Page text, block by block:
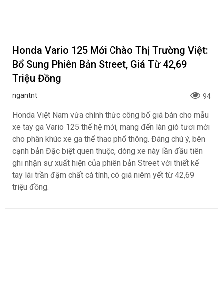
Honda Vario 125 Mới Chào Thị Trường Việt:
Bổ Sung Phiên Bản Street, Giá Từ 42,69
Triệu Đồng
ngantnt 94
Honda Việt Nam vừa chính thức công bố giá bán cho mẫu
xe tay ga Vario 125 thế hệ mới, mang đến làn gió tươi mới
cho phân khúc xe ga thể thao phổ thông. Đáng chú ý, bên
cạnh bản Đặc biệt quen thuộc, dòng xe này lần đầu tiên
ghi nhận sự xuất hiện của phiên bản Street với thiết kế
tay lái trần đậm chất cá tính, có giá niêm yết từ 42,69
triệu đồng.